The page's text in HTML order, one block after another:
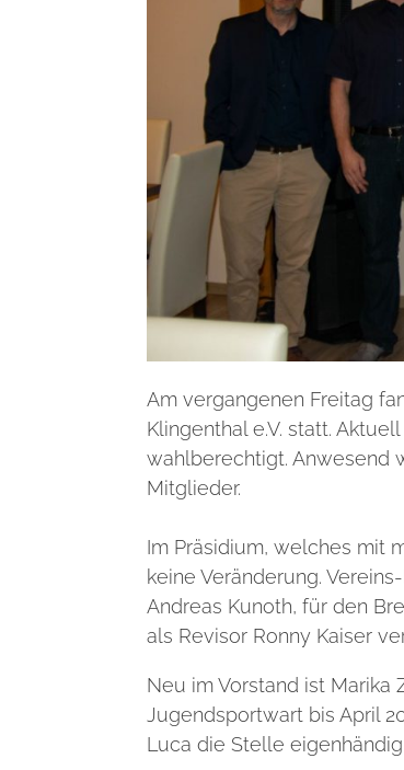
Am vergangenen Freitag
Klingenthal e.V. statt.
wahlberechtigt. Anwesend
Mitglieder.
Im Präsidium, welches mit
keine Veränderung. Vereins-
Andreas Kunoth, für den
als Revisor Ronny Kaiser
Neu im Vorstand ist Marika
Jugendsportwart bis April
Luca die Stelle